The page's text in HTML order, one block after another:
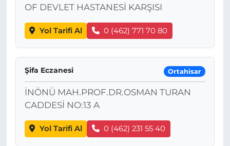
OF DEVLET HASTANESİ KARŞISI
Yol Tarifi Al 0 (462) 771 70 80
Şifa Eczanesi Ortahisar
İNÖNÜ MAH.PROF.DR.OSMAN TURAN
CADDESİ NO:13 A
Yol Tarifi Al 0 (462) 231 55 40